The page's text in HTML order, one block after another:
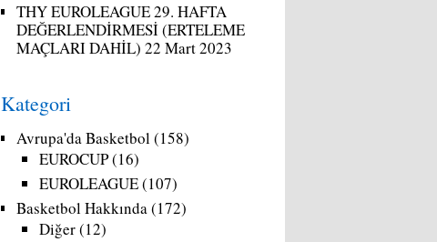
THY EUROLEAGUE 29. HAFTA
DEĞERLENDİRMESİ (ERTELEME
MAÇLARI DAHİL) 22 Mart 2023
Kategori
Avrupa'da Basketbol(158)
EUROCUP(16)
EUROLEAGUE(107)
Basketbol Hakkında(172)
Diğer(12)